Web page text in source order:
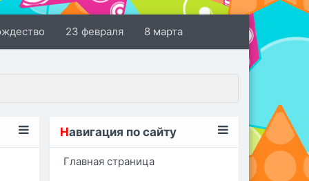
23 февраля 8 марта
Навигация по сайту
Главная страница